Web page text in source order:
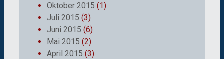
Oktober 2015 (1)
Juli 2015 (3)
Juni 2015 (6)
Mai 2015 (2)
April 2015 (3)